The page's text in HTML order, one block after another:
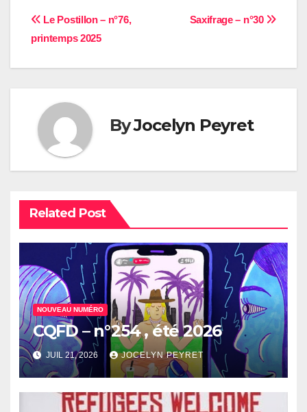
Navigation
de
Saxifrage – n°30
Le Postillon – n°76,
printemps 2025
ByJocelyn Peyret
Related Post
NOUVEAU NUMÉRO
CQFD – n°254 , été 2026
JUIL 21, 2026 JOCELYN PEYRET